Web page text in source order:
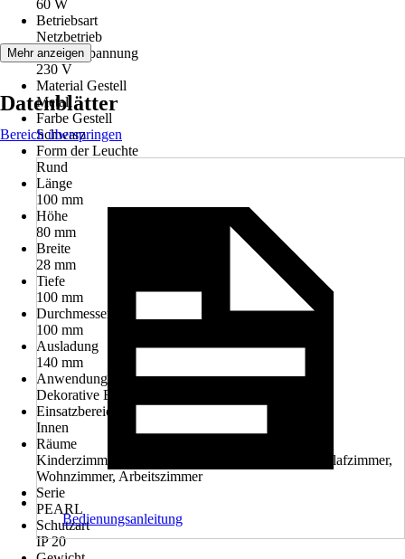
60 W
Betriebsart
Netzbetrieb
Betriebsspannung
230 V
Material Gestell
Metall
Farbe Gestell
Schwarz
Form der Leuchte
Rund
Länge
100 mm
Höhe
80 mm
Breite
28 mm
Tiefe
100 mm
Durchmesser
100 mm
Ausladung
140 mm
Anwendung
Dekorative Beleuchtung
Einsatzbereich
Innen
Räume
Kinderzimmer, Flur / Diele, Esszimmer, Küche, Schlafzimmer,
Wohnzimmer, Arbeitszimmer
Serie
PEARL
Schutzart
IP 20
Mehr anzeigen
Datenblätter
Bereich überspringen
Bedienungsanleitung